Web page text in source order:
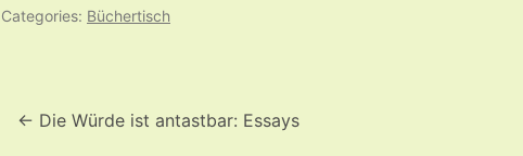
Categories: Büchertisch
← Die Würde ist antastbar: Essays